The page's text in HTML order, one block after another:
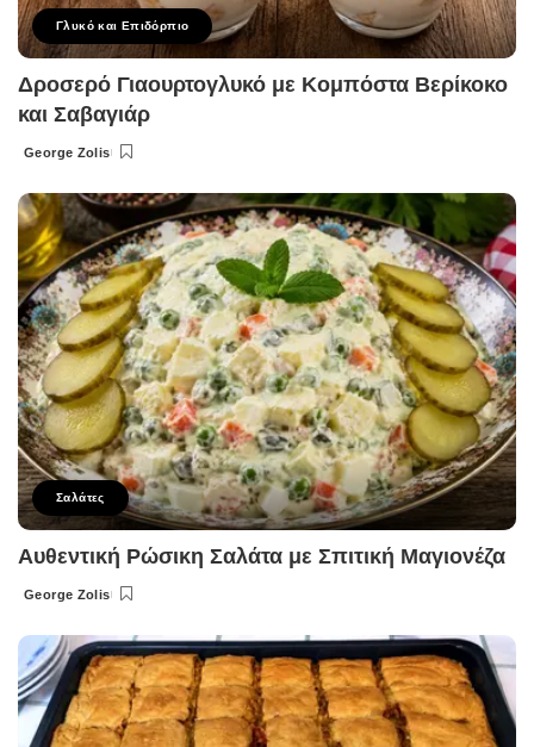
Γλυκό και Επιδόρπιο
Δροσερό Γιαουρτογλυκό με Κομπόστα Βερίκοκο
και Σαβαγιάρ
Posted
George Zolis
Σαλάτες
Αυθεντική Ρώσικη Σαλάτα με Σπιτική Μαγιονέζα
Posted
George Zolis